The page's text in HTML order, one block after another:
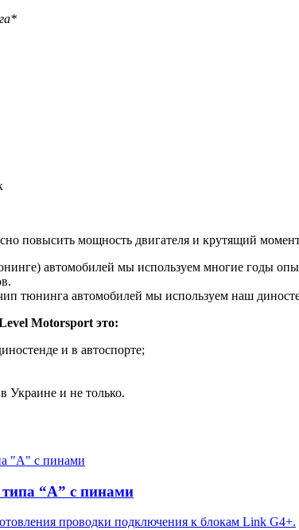
повысить мощность двигателя и крутящий
автомобилей мы используем многие годы
тюнинга автомобилей мы используем наш
Motorsport это:
и в автоспорте;
Украине и не только.
“А” с пинами
проводки подключения к блокам Link G4+.